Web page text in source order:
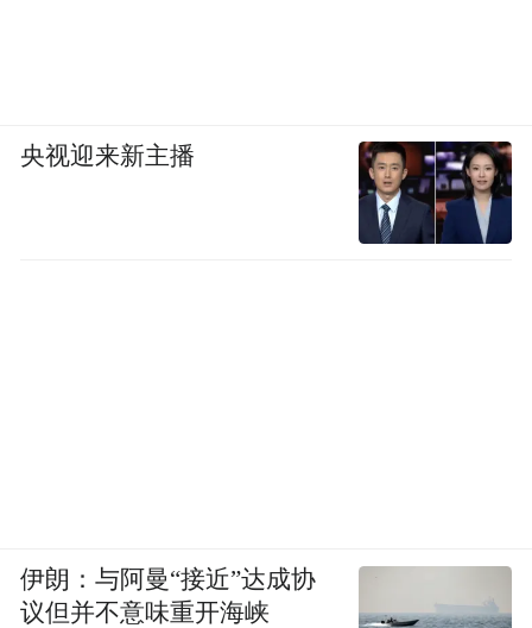
央视迎来新主播
伊朗：与阿曼“接近”达成协
议但并不意味重开海峡